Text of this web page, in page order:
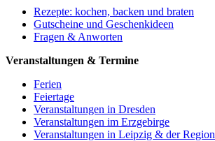
Rezepte: kochen, backen und braten
Gutscheine und Geschenkideen
Fragen & Anworten
Veranstaltungen & Termine
Ferien
Feiertage
Veranstaltungen in Dresden
Veranstaltungen im Erzgebirge
Veranstaltungen in Leipzig & der Region